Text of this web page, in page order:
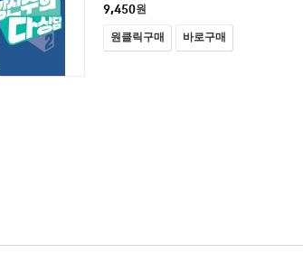
9,450원
원클릭구매 바로구매